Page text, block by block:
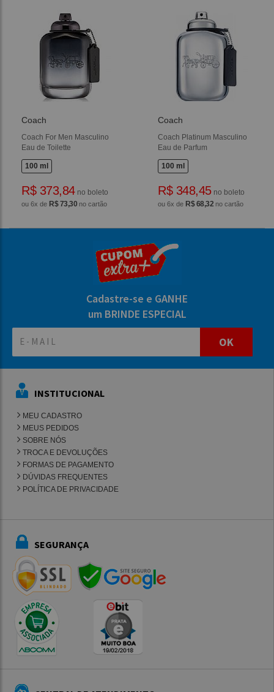
Coach
Coach For Men Masculino
Eau de Toilette
100 ml
R$ 373,84no boleto
ou 6x de R$ 73,30 no cartão
Coach
Coach Platinum Masculino
Eau de Parfum
100 ml
R$ 348,45no boleto
ou 6x de R$ 68,32 no cartão
Cadastre-se e GANHE
um BRINDE ESPECIAL
OK
INSTITUCIONAL
MEU CADASTRO
MEUS PEDIDOS
SOBRE NÓS
TROCA E DEVOLUÇÕES
FORMAS DE PAGAMENTO
DÚVIDAS FREQUENTES
POLÍTICA DE PRIVACIDADE
SEGURANÇA